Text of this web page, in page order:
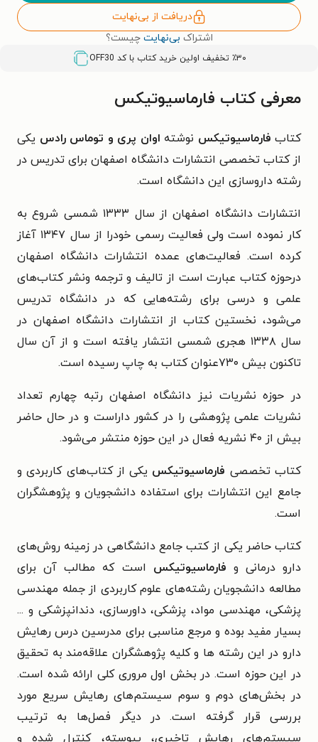
دریافت از بی‌نهایت
اشتراک بی‌نهایت چیست؟
٪۳۰ تخفیف اولین خرید کتاب با کد OFF30
معرفی کتاب فارماسیوتیکس
کتاب فارماسیوتیکس نوشته اوان پری و توماس رادس یکی
از کتاب تخصصی انتشارات دانشگاه اصفهان برای تدریس در
رشته داروسازی این دانشگاه است.
انتشارات دانشگاه اصفهان از سال ۱۳۳۳ شمسی شروع به
کار نموده است ولی فعالیت رسمی خودرا از سال ۱۳۴۷ آغاز
کرده است. فعالیت‌های عمده انتشارات دانشگاه اصفهان
درحوزه کتاب عبارت است از تالیف و ترجمه ونشر کتاب‌های
علمی و درسی برای رشته‌هایی که در دانشگاه تدریس
می‌شود، نخستین کتاب از انتشارات دانشگاه اصفهان در
سال ۱۳۳۸ هجری شمسی انتشار یافته است و از آن سال
تاکنون بیش ۷۳۰عنوان کتاب به چاپ رسیده است.
در حوزه نشریات نیز دانشگاه اصفهان رتبه چهارم تعداد
نشریات علمی پژوهشی را در کشور داراست و در حال حاضر
بیش از ۴۰ نشریه فعال در این حوزه منتشر می‌شود.
کتاب تخصصی فارماسیوتیکس یکی از کتاب‌های کاربردی و
جامع این انتشارات برای استفاده دانشجویان و پژوهشگران
است.
کتاب حاضر یکی از کتب جامع دانشگاهی در زمینه روش‌های
دارو درمانی و فارماسیوتیکس است که مطالب آن برای
مطالعه دانشجویان رشته‌های علوم کاربردی از جمله مهندسی
پزشکی، مهندسی مواد، پزشکی، داورسازی، دندانپزشکی و ...
بسیار مفید بوده و مرجع مناسبی برای مدرسین درس رهایش
دارو در این رشته ها و کلیه پژوهشگران علاقه‌مند به تحقیق
در این حوزه است. در بخش اول مروری کلی ارائه شده است.
در بخش‌های دوم و سوم سیستم‌های رهایش سریع مورد
بررسی قرار گرفته است. در دیگر فصل‌ها به ترتیب
سیستم‌های رهایش تاخیری، پیوسته، کنترل شده و